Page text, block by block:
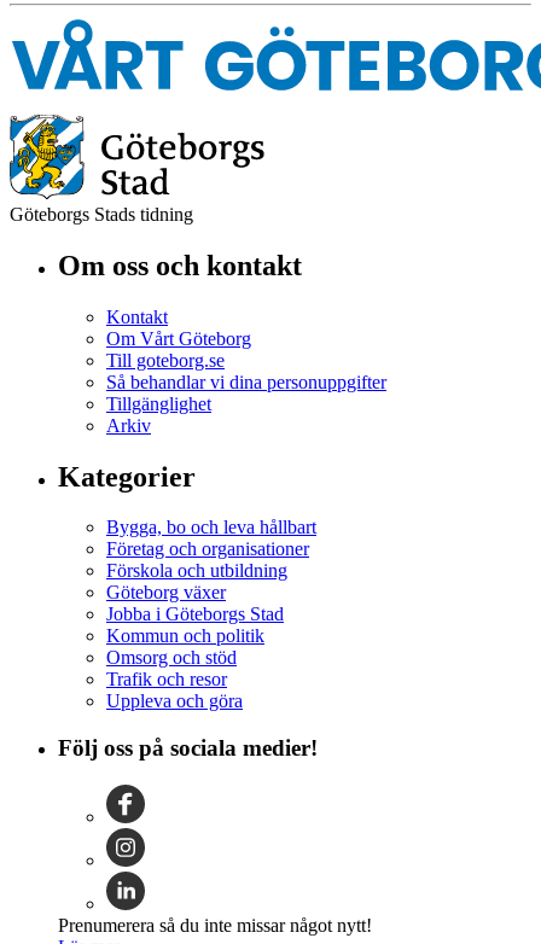
Göteborgs Stads tidning
Om oss och kontakt
Kontakt
Om Vårt Göteborg
Till goteborg.se
Så behandlar vi dina personuppgifter
Tillgänglighet
Arkiv
Kategorier
Bygga, bo och leva hållbart
Företag och organisationer
Förskola och utbildning
Göteborg växer
Jobba i Göteborgs Stad
Kommun och politik
Omsorg och stöd
Trafik och resor
Uppleva och göra
Följ oss på sociala medier!
Prenumerera så du inte missar något nytt!